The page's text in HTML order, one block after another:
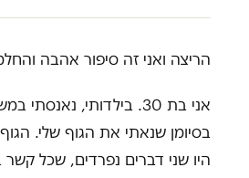
הריצה ואני זה סיפור אהבה
אני בת 30. בילדותי,
בסיומן שנאתי את הגוף שלי.
היו שני דברים נפרדים, שכל קשר